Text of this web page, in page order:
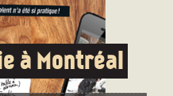
à Montréal